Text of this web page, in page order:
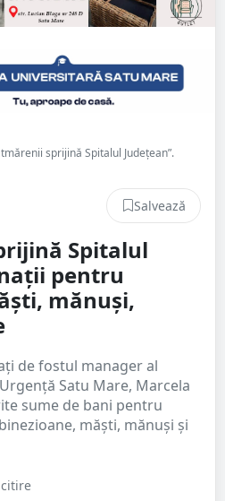
sprijină Spitalul Județean”.
Salvează
Spitalul
pentru
mănuși,
de fostul manager al
Satu Mare, Marcela
sume de bani pentru
măști, mănuși și